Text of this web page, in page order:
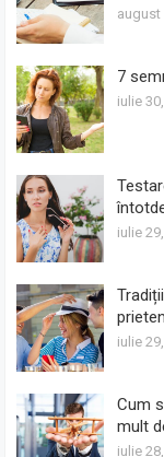
august
7
iulie
iulie
iulie
Cum
mult
iulie